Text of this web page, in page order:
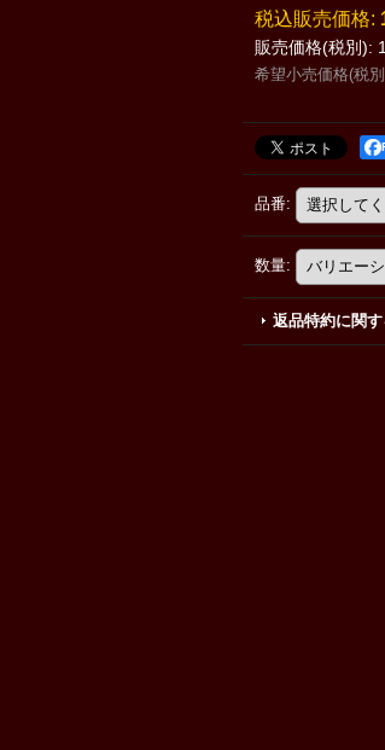
販売価格(税別):
税込 :
希望小売価格(税
品番:
数量:
返品特約に関